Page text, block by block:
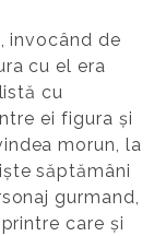
invocând de
cu el era
cu
ei figura și
morun, la
săptămâni
gurmand,
care și